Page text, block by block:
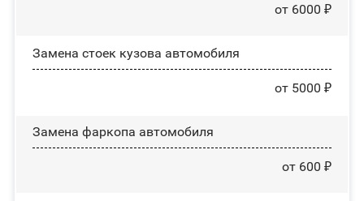
от 6000 ₽
Замена стоек кузова автомобиля
от 5000 ₽
Замена фаркопа автомобиля
от 600 ₽